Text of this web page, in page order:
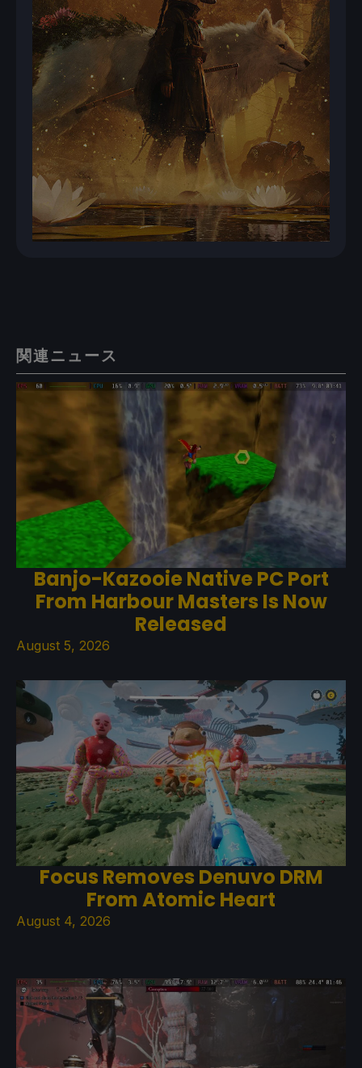
関連ニュース
Banjo-Kazooie Native PC Port
From Harbour Masters Is Now
Released
August 5, 2026
Focus Removes Denuvo DRM
From Atomic Heart
August 4, 2026